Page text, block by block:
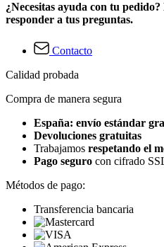
¿Necesitas ayuda con tu
responder a tus preguntas.
Contacto
Calidad probada
Compra de manera segura
España: envío estándar
Devoluciones gratuitas
Trabajamos respetando el
Pago seguro con cifrado
Métodos de pago:
Transferencia bancaria